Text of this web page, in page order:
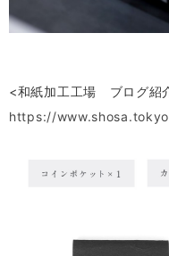
<和紙加工工場 ブログ紹
https://